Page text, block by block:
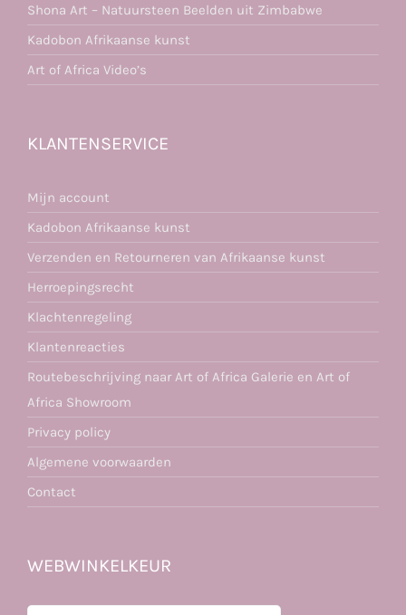
Shona Art – Natuursteen Beelden uit Zimbabwe
Kadobon Afrikaanse kunst
Art of Africa Video’s
KLANTENSERVICE
Mijn account
Kadobon Afrikaanse kunst
Verzenden en Retourneren van Afrikaanse kunst
Herroepingsrecht
Klachtenregeling
Klantenreacties
Routebeschrijving naar Art of Africa Galerie en Art of
Africa Showroom
Privacy policy
Algemene voorwaarden
Contact
WEBWINKELKEUR